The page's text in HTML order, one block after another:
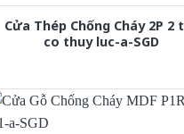
Cửa Thép Chống Cháy 2P 2
co thuy luc-a-SGD